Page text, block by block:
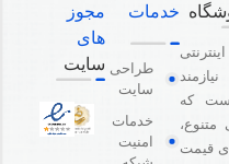
که
متنوع،
قیمت
خدمات
طراحی
سایت
خدمات
امنیت
مجوز
های
سایت